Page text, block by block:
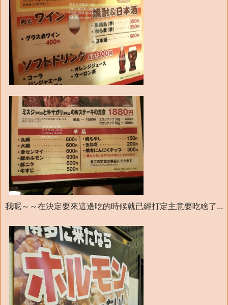
我呢～～在決定要來這邊吃的時候就已經打定主意要吃啥了...